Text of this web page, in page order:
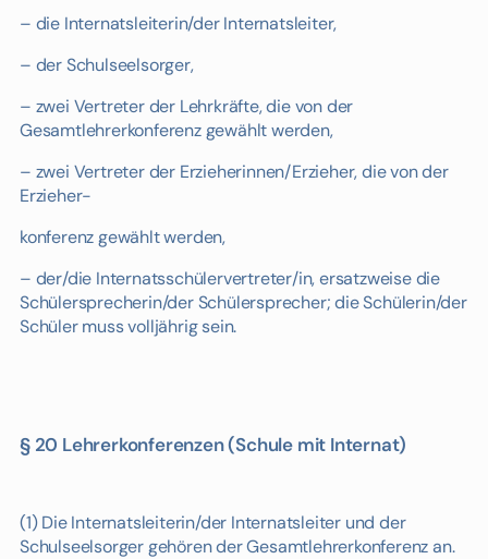
– die Internatsleiterin/der Internatsleiter,
– der Schulseelsorger,
– zwei Vertreter der Lehrkräfte, die von der
Gesamtlehrerkonferenz gewählt werden,
– zwei Vertreter der Erzieherinnen/Erzieher, die von der
Erzieher-
konferenz gewählt werden,
– der/die Internatsschülervertreter/in, ersatzweise die
Schülersprecherin/der Schülersprecher; die Schülerin/der
Schüler muss volljährig sein.
§ 20 Lehrerkonferenzen (Schule mit Internat)
(1) Die Internatsleiterin/der Internatsleiter und der
Schulseelsorger gehören der Gesamtlehrerkonferenz an.